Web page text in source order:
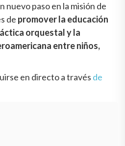
nuevo paso en la misión de
de promover la educación
orquestal y la
entre niños,
en directo a través de